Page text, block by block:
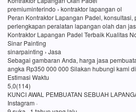
premiuminterindo › kontraktor lapangan ol
Peran Kontraktor Lapangan Padel,
perlengkapan peralatan lapangan olah dan
Kontraktor Lapangan Padel Terbaik Kualitas
Sinar Painting
sinarpainting › Jasa
Sebagai gambaran Anda, harga jasa
angka Rp350 000 000 Silakan hubungi kami
Estimasi Waktu
5,0(114)
KUNCI AWAL PEMBUATAN SEBUAH
Instagram ·